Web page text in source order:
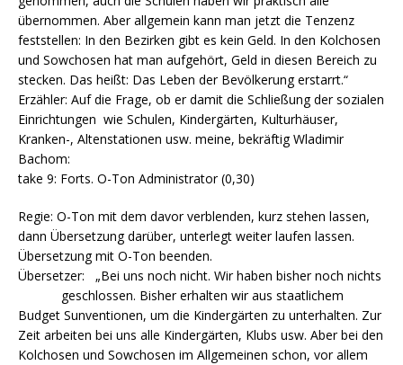
übernommen. Aber allgemein kann man jetzt die Tenzenz
feststellen: In den Bezirken gibt es kein Geld. In den Kolchosen
und Sowchosen hat man aufgehört, Geld in diesen Bereich zu
stecken. Das heißt: Das Leben der Bevölkerung erstarrt.“
Erzähler: Auf die Frage, ob er damit die Schließung der sozialen
Einrichtungen wie Schulen, Kindergärten, Kulturhäuser,
Kranken-, Altenstationen usw. meine, bekräftig Wladimir
Bachom:
take 9: Forts. O-Ton Administrator (0,30)
Regie: O-Ton mit dem davor verblenden, kurz stehen lassen,
dann Übersetzung darüber, unterlegt weiter laufen lassen.
Übersetzung mit O-Ton beenden.
Übersetzer: „Bei uns noch nicht. Wir haben bisher noch nichts
geschlossen. Bisher erhalten wir aus staatlichem
Budget Sunventionen, um die Kindergärten zu unterhalten. Zur
Zeit arbeiten bei uns alle Kindergärten, Klubs usw. Aber bei den
Kolchosen und Sowchosen im Allgemeinen schon, vor allem